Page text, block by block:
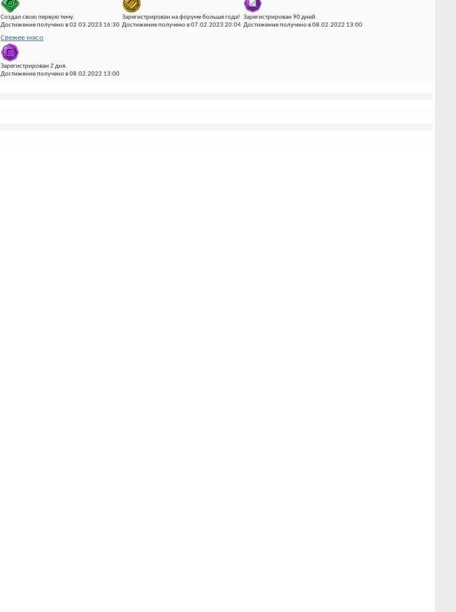
Создал свою первую тему.
Достижение получено в 02.03.2023 16:30
Зарегистрирован на форуме больше года!
Достижение получено в 07.02.2023 20:04
Зарегистрирован 90 дней.
Достижение получено в 08.02.2022 13:00
Свежее мясо
Зарегистрирован 2 дня.
Достижение получено в 08.02.2022 13:00